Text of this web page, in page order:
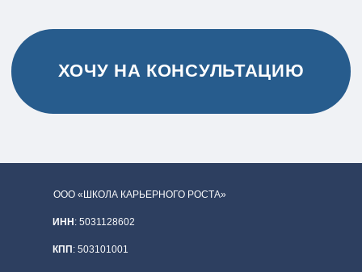
ООО «ШКОЛА КАРЬЕРНОГО РОСТА»
КПП : 503101001
ИНН : 5031128602